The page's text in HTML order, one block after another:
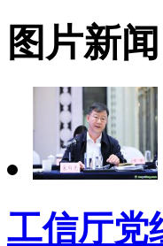
图片新闻
工信厅党